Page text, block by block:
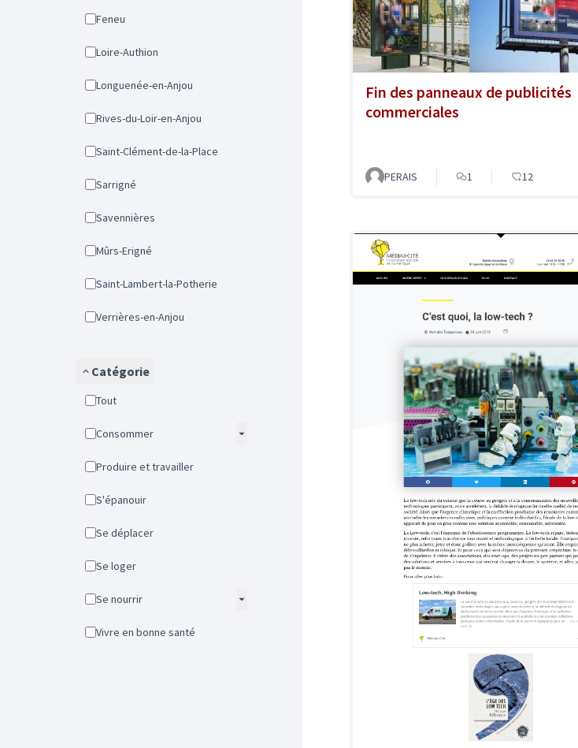
Feneu
Loire-Authion
Longuenée-en-Anjou
Rives-du-Loir-en-Anjou
Saint-Clément-de-la-Place
Sarrigné
Savennières
Mûrs-Erigné
Saint-Lambert-la-Potherie
Verrières-en-Anjou
Catégorie
Tout
Consommer
Produire et travailler
S'épanouir
Se déplacer
Se loger
Se nourrir
Vivre en bonne santé
Fin des panneaux de publicités
commerciales
PERAIS 1 12